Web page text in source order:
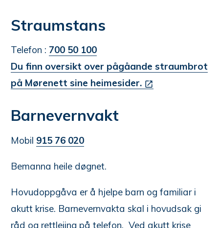
Straumstans
Telefon : 700 50 100
Du finn oversikt over pågåande straumbrot
på Mørenett sine heimesider.
Barnevernvakt
Mobil 915 76 020
Bemanna heile døgnet.
Hovudoppgåva er å hjelpe barn og familiar i
akutt krise. Barnevernvakta skal i hovudsak gi
råd og rettleiing på telefon. Ved akutt krise